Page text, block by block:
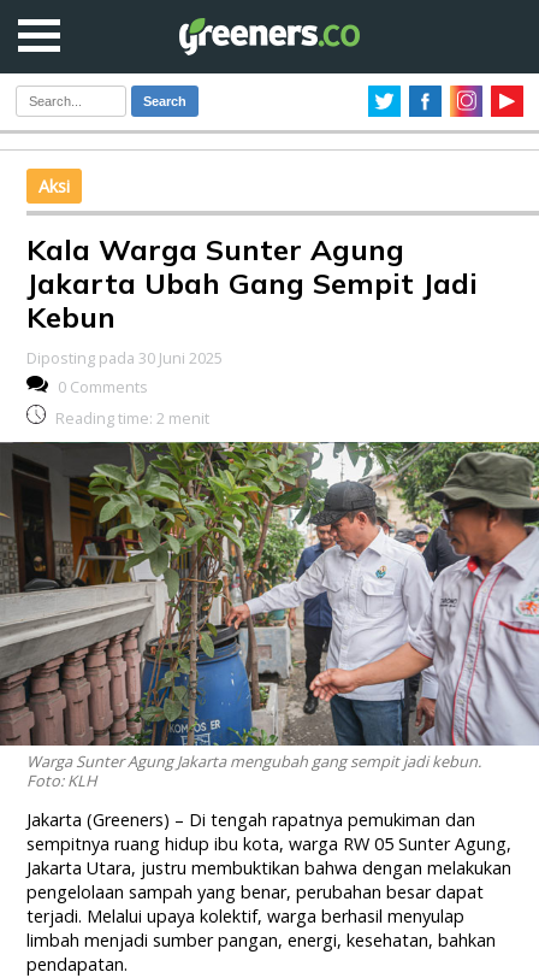
Search
Aksi
Kala Warga Sunter Agung
Jakarta Ubah Gang Sempit Jadi
Kebun
Diposting pada 30 Juni 2025
0 Comments
Reading time: 2 menit
Warga Sunter Agung Jakarta mengubah gang sempit jadi kebun.
Foto: KLH
Jakarta (Greeners) – Di tengah rapatnya pemukiman dan
sempitnya ruang hidup ibu kota, warga RW 05 Sunter Agung,
Jakarta Utara, justru membuktikan bahwa dengan melakukan
pengelolaan sampah yang benar, perubahan besar dapat
terjadi. Melalui upaya kolektif, warga berhasil menyulap
limbah menjadi sumber pangan, energi, kesehatan, bahkan
pendapatan.